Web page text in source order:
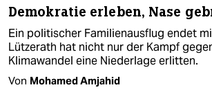
Demokratie erleben, Nase
Ein politischer Familienausflug endet
Lützerath hat nicht nur der Kampf
Klimawandel eine Niederlage erlitten.
Von Mohamed Amjahid